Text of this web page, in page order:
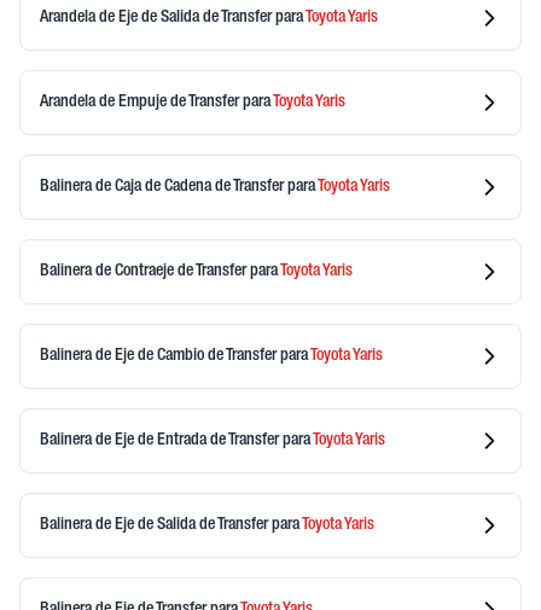
Arandela de Eje de Salida de TransferparaToyotaYaris
Arandela de Empuje de TransferparaToyotaYaris
Balinera de Caja de Cadena de TransferparaToyotaYaris
Balinera de Contraeje de TransferparaToyotaYaris
Balinera de Eje de Cambio de TransferparaToyotaYaris
Balinera de Eje de Entrada de TransferparaToyotaYaris
Balinera de Eje de Salida de TransferparaToyotaYaris